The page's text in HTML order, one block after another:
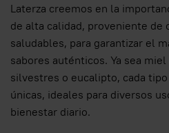
Laterza creemos en la
de alta calidad, proveniente de
saludables, para garantizar el
sabores auténticos. Ya sea
silvestres o eucalipto, cada
únicas, ideales para diversos
bienestar diario.